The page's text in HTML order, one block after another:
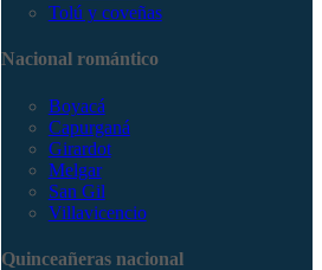
Tolú y coveñas
Nacional romántico
Boyacá
Capurganá
Girardot
Melgar
San Gil
Villavicencio
Quinceañeras nacional